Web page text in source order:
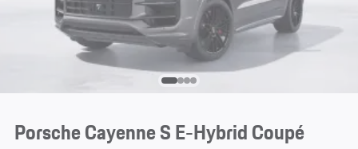
Porsche Cayenne S E-Hybrid Coupé